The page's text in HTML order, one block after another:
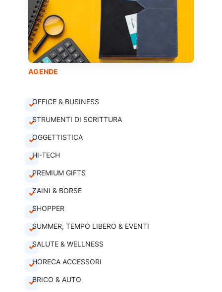
AGENDE
OFFICE & BUSINESS
STRUMENTI DI SCRITTURA
OGGETTISTICA
HI-TECH
PREMIUM GIFTS
ZAINI & BORSE
SHOPPER
SUMMER, TEMPO LIBERO & EVENTI
SALUTE & WELLNESS
HORECA ACCESSORI
BRICO & AUTO